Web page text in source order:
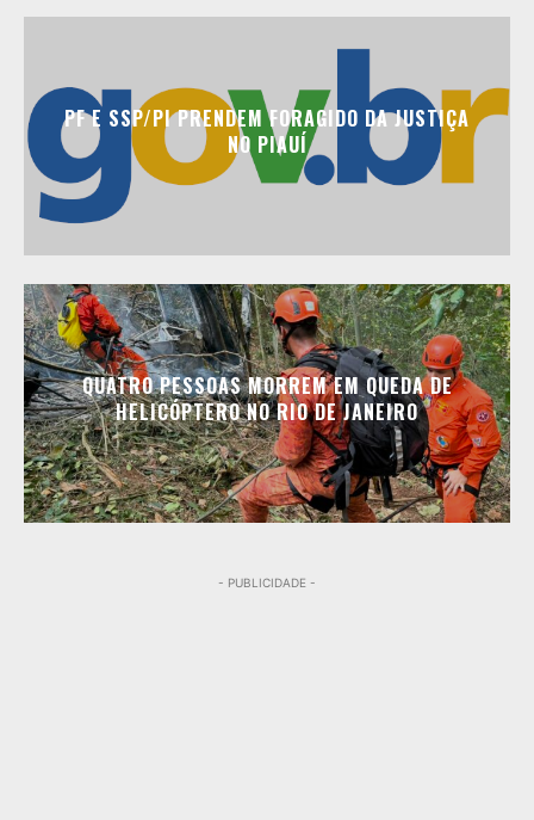
PF E SSP/PI PRENDEM FORAGIDO DA JUSTIÇA
NO PIAUÍ
QUATRO PESSOAS MORREM EM QUEDA DE
HELICÓPTERO NO RIO DE JANEIRO
- PUBLICIDADE -